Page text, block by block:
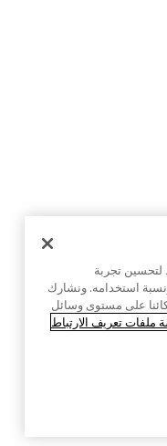
لتحسين تجربة
استخدامه. ونشارك
على مستوى وسائل
ملفات تعريف الارتباط